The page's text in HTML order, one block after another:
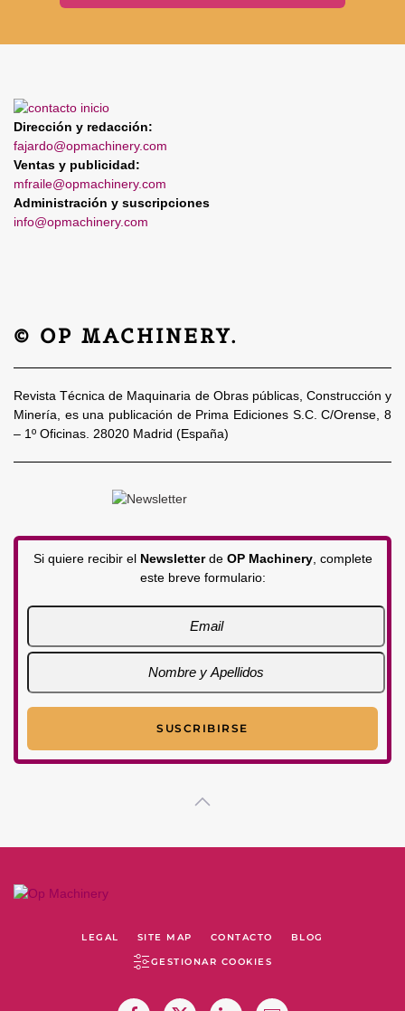
Dirección y redacción:
fajardo@opmachinery.com
Ventas y publicidad:
mfraile@opmachinery.com
Administración y suscripciones
info@opmachinery.com
© OP MACHINERY.
Revista Técnica de Maquinaria de Obras públicas, Construcción y
Minería, es una publicación de Prima Ediciones S.C. C/Orense, 8
– 1º Oficinas. 28020 Madrid (España)
Si quiere recibir el Newsletterde OP Machinery, complete
este breve formulario:
LEGAL SITE MAP CONTACTO BLOG
GESTIONAR COOKIES